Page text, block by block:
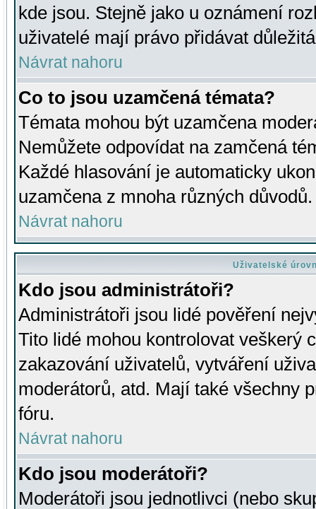
kde jsou. Stejně jako u oznámení
uživatelé mají právo přidávat
Návrat nahoru
Co to jsou uzamčená témata?
Témata mohou být uzamčena
Nemůžete odpovídat na zamčená
Každé hlasování je automaticky
uzamčena z mnoha různých důvodů.
Návrat nahoru
Uživatelské
Kdo jsou administrátoři?
Administrátoři jsou lidé pověření
Tito lidé mohou kontrolovat veškerý
zakazování uživatelů, vytváření
moderátorů, atd. Mají také všechny
fóru.
Návrat nahoru
Kdo jsou moderátoři?
Moderátoři jsou jednotlivci (nebo